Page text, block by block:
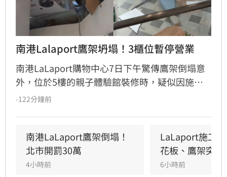
南港Lalaport鷹架坍塌！3櫃位暫停營業
南港LaLaport購物中心7日下午驚傳鷹架倒塌意
外，位於5樓的親子體驗館裝修時，疑似因施工
未固定妥當，導致鷹架與天花板崩落，現場粉塵
3樓部分櫃位暫停營業，其餘區域則維持正常運
作，目前相關單位正積極介入調查，以確保商場
消費安全。
-122分鐘前
南港LaLaport鷹架倒塌！
北市開罰30萬
4小時前
LaLaport施工
花板、鷹架突掉
6小時前